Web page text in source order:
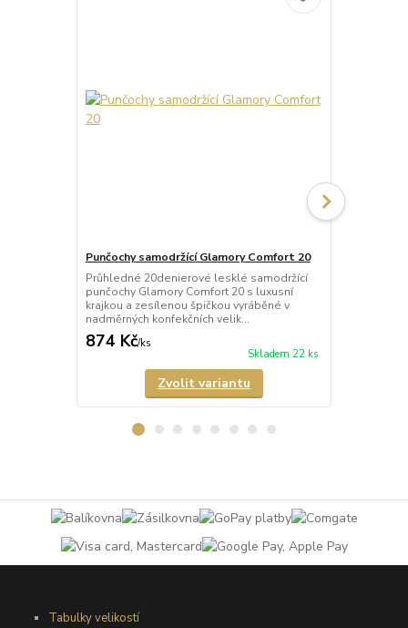
Punčochy samodržící Glamory Comfort 20
Průhledné 20denierové lesklé samodržící
punčochy Glamory Comfort 20 s luxusní
krajkou a zesílenou špičkou vyráběné v
nadměrných konfekčních velik...
874 Kč/ks
Skladem 22 ks
Zvolit variantu
Tabulky velikostí